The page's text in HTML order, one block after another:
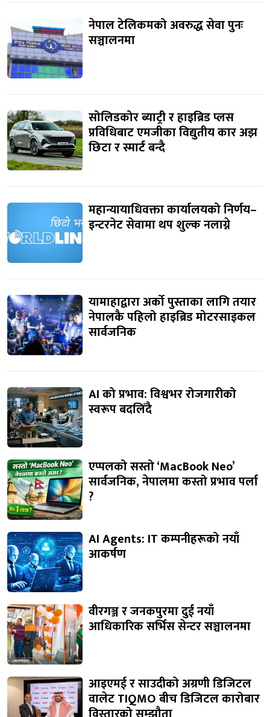
नेपाल टेलिकमको अवरुद्ध सेवा पुनः
सञ्चालनमा
सोलिडकोर ब्याट्री र हाइब्रिड प्लस
प्रविधिबाट एमजीका विद्युतीय कार अझ
छिटा र स्मार्ट बन्दै
महान्यायाधिवक्ता कार्यालयको निर्णय–
इन्टरनेट सेवामा थप शुल्क नलाग्ने
यामाहाद्वारा अर्को पुस्ताका लागि तयार
नेपालकै पहिलो हाइब्रिड मोटरसाइकल
सार्वजनिक
AI को प्रभाव: विश्वभर रोजगारीको
स्वरूप बदलिँदै
एप्पलको सस्तो ‘MacBook Neo’
सार्वजनिक, नेपालमा कस्तो प्रभाव पर्ला
?
AI Agents: IT कम्पनीहरूको नयाँ
आकर्षण
वीरगञ्ज र जनकपुरमा दुई नयाँ
आधिकारिक सर्भिस सेन्टर सञ्चालनमा
आइएमई र साउदीको अग्रणी डिजिटल
वालेट TIQMO बीच डिजिटल कारोबार